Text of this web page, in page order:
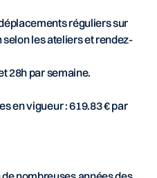
réguliers sur
les ateliers et rendez-
28h par semaine.
en vigueur : 619.83 € par